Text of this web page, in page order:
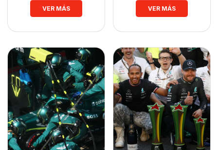
VER MÁS VER MÁS